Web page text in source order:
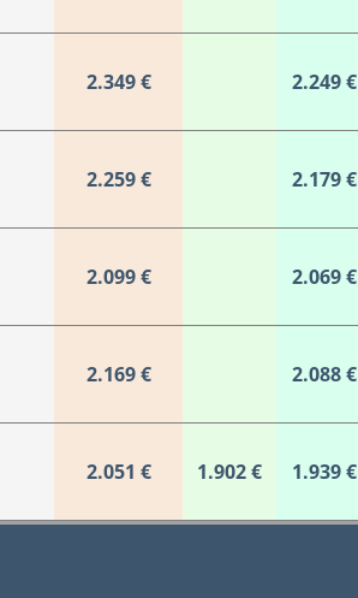
2.349 € 2.249 €
2.259 € 2.179 €
2.099 € 2.069 €
2.169 € 2.088 €
2.051 € 1.902 € 1.939 €